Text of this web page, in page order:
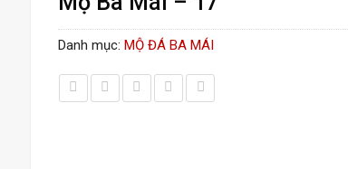
Danh mục: MỘ ĐÁ BA MÁI